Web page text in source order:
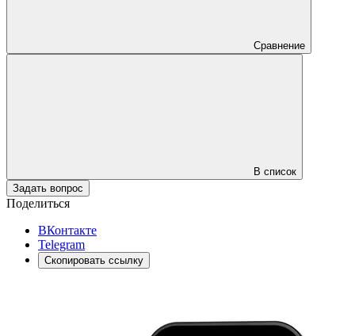
Сравнение
В список
Задать вопрос
Поделиться
ВКонтакте
Telegram
Скопировать ссылку